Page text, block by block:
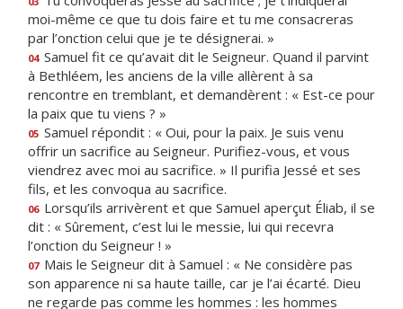
moi-même ce que tu dois faire et tu me consacreras
par l’onction celui que je te désignerai. »
04 Samuel fit ce qu’avait dit le Seigneur. Quand il parvint
à Bethléem, les anciens de la ville allèrent à sa
rencontre en tremblant, et demandèrent : « Est-ce pour
la paix que tu viens ? »
05 Samuel répondit : « Oui, pour la paix. Je suis venu
offrir un sacrifice au Seigneur. Purifiez-vous, et vous
viendrez avec moi au sacrifice. » Il purifia Jessé et ses
fils, et les convoqua au sacrifice.
06 Lorsqu’ils arrivèrent et que Samuel aperçut Éliab, il se
dit : « Sûrement, c’est lui le messie, lui qui recevra
l’onction du Seigneur ! »
07 Mais le Seigneur dit à Samuel : « Ne considère pas
son apparence ni sa haute taille, car je l’ai écarté. Dieu
ne regarde pas comme les hommes : les hommes